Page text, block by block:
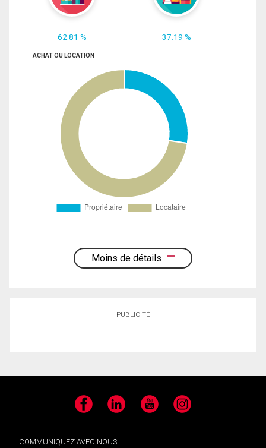
62.81 % 37.19 %
ACHAT OU LOCATION
Moins de détails
PUBLICITÉ
Facebook LinkedIn YouTube Instagram
COMMUNIQUEZ AVEC NOUS